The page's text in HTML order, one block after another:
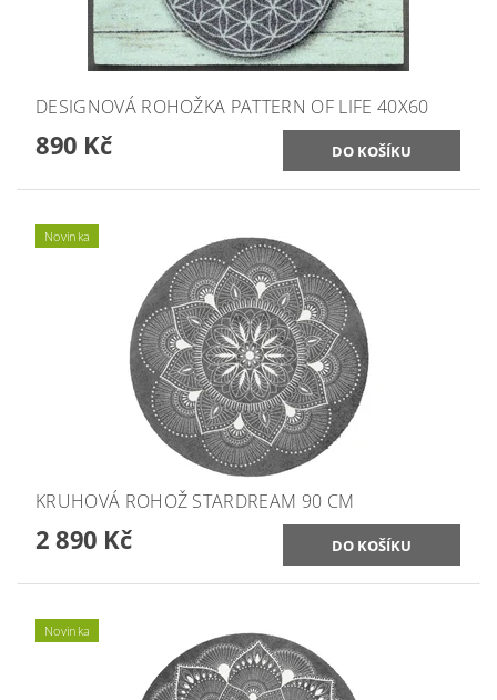
DESIGNOVÁ ROHOŽKA PATTERN OF LIFE 40X60
890 Kč
Novinka
KRUHOVÁ ROHOŽ STARDREAM 90 CM
2 890 Kč
Novinka